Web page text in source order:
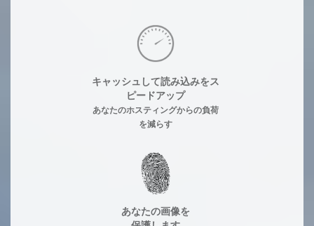
キャッシュして読み込みをス
ピードアップ
あなたのホスティングからの負荷
を減らす
あなたの画像を